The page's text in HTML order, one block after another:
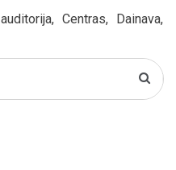
auditorija, Centras, Dainava,